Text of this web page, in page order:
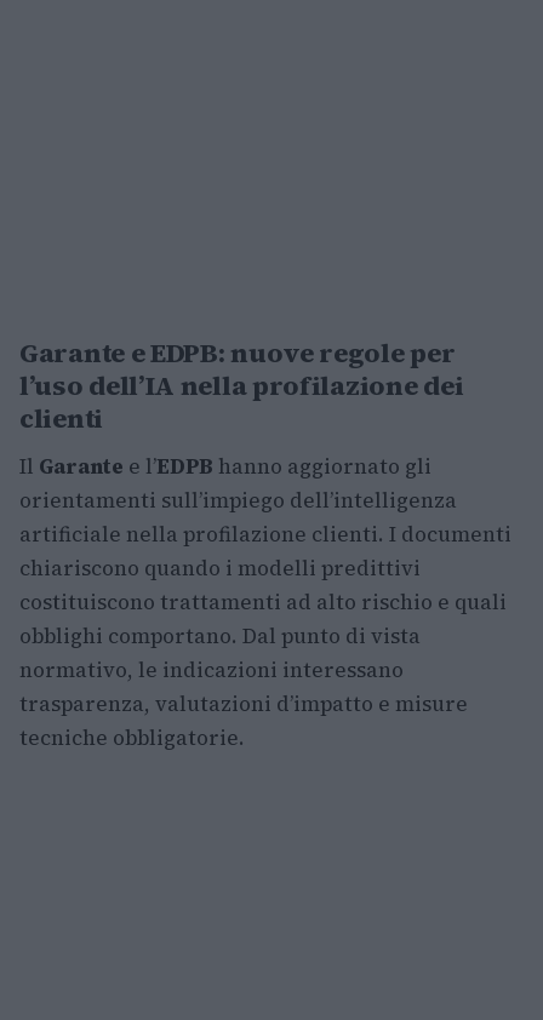
Garante e EDPB: nuove regole per
l’uso dell’IA nella profilazione dei
clienti
Il Garante e l’EDPB hanno aggiornato gli
orientamenti sull’impiego dell’intelligenza
artificiale nella profilazione clienti. I documenti
chiariscono quando i modelli predittivi
costituiscono trattamenti ad alto rischio e quali
obblighi comportano. Dal punto di vista
normativo, le indicazioni interessano
trasparenza, valutazioni d’impatto e misure
tecniche obbligatorie.